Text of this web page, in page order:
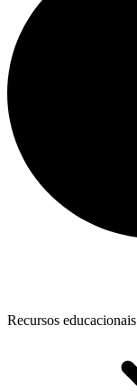
Recursos educacionais